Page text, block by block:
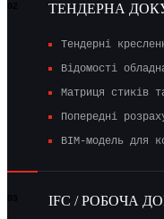
02 ТЕНДЕРНА
Тендерні
Відомості
Матриця стиків
Попередні
BIM-модель для
03 IFC / РОБОЧА